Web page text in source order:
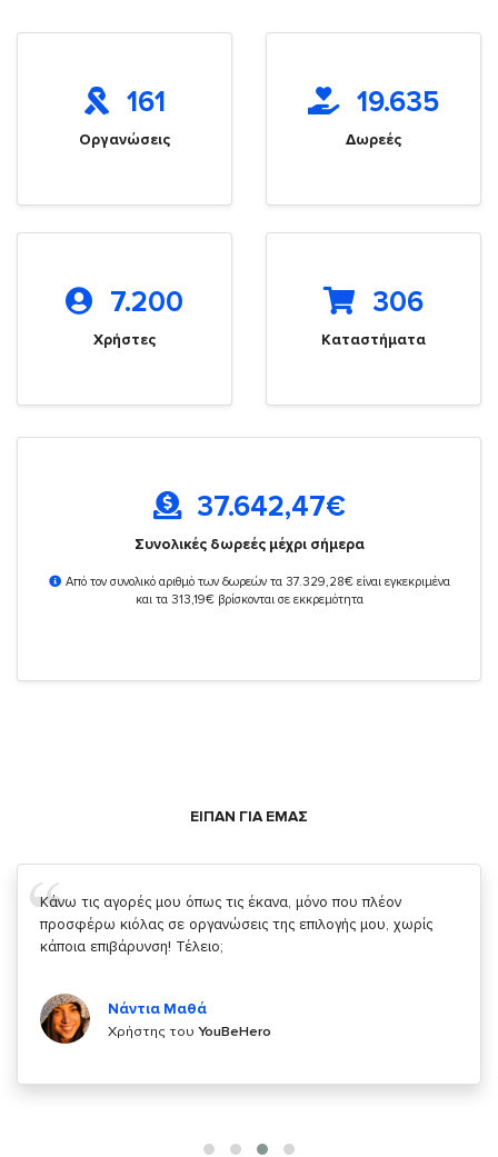
161
Οργανώσεις
19.635
Δωρεές
7.200
Χρήστες
306
Καταστήματα
37.642,47€
Συνολικές δωρεές μέχρι σήμερα
Από τον συνολικό αριθμό των δωρεών τα 37.329,28€ είναι εγκεκριμένα
και τα 313,19€ βρίσκονται σε εκκρεμότητα
ΕΙΠΑΝ ΓΙΑ ΕΜΑΣ
Σας ευχαριστώ που μας δίνετε την δυνατότητα να κάνουμε
κάτι!
Χρήστης τουYouBeHero